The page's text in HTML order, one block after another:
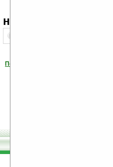
навигация:
Помогите Ладошкам стать лучше